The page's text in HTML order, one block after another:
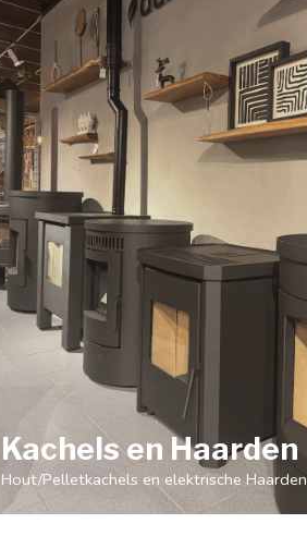
Kachels en Haarden
Hout/Pelletkachels en elektrische Haarden